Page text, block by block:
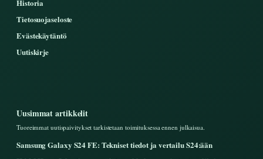
Historia
Tietosuojaseloste
Evästekäytäntö
Uutiskirje
Uusimmat artikkelit
Tuoreimmat uutispaivitykset tarkistetaan toimituksessa ennen julkaisua.
Samsung Galaxy S24 FE: Tekniset tiedot ja vertailu S24:ään